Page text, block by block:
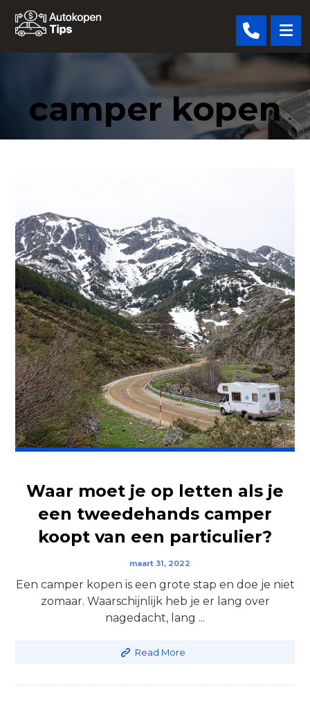
camper kopen
Waar moet je op letten als je
een tweedehands camper
koopt van een particulier?
maart 31, 2022
Een camper kopen is een grote stap en doe je niet
zomaar. Waarschijnlijk heb je er lang over
nagedacht, lang ...
Read More